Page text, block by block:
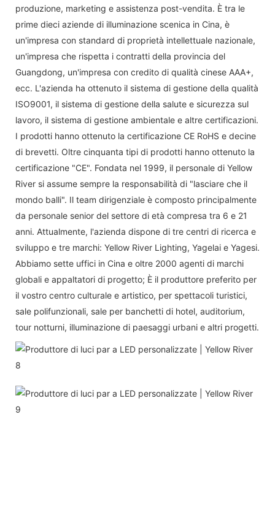
produzione, marketing e assistenza post-vendita. È tra le
prime dieci aziende di illuminazione scenica in Cina, è
un'impresa con standard di proprietà intellettuale nazionale,
un'impresa che rispetta i contratti della provincia del
Guangdong, un'impresa con credito di qualità cinese AAA+,
ecc. L'azienda ha ottenuto il sistema di gestione della qualità
ISO9001, il sistema di gestione della salute e sicurezza sul
lavoro, il sistema di gestione ambientale e altre certificazioni.
I prodotti hanno ottenuto la certificazione CE RoHS e decine
di brevetti. Oltre cinquanta tipi di prodotti hanno ottenuto la
certificazione "CE". Fondata nel 1999, il personale di Yellow
River si assume sempre la responsabilità di "lasciare che il
mondo balli". Il team dirigenziale è composto principalmente
da personale senior del settore di età compresa tra 6 e 21
anni. Attualmente, l'azienda dispone di tre centri di ricerca e
sviluppo e tre marchi: Yellow River Lighting, Yagelai e Yagesi.
Abbiamo sette uffici in Cina e oltre 2000 agenti di marchi
globali e appaltatori di progetto; È il produttore preferito per
il vostro centro culturale e artistico, per spettacoli turistici,
sale polifunzionali, sale per banchetti di hotel, auditorium,
tour notturni, illuminazione di paesaggi urbani e altri progetti.